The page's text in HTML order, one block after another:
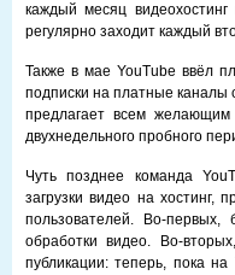
каждый месяц
регулярно заходит каждый
Также в мае YouTubе ввёл
подписки на платные каналы
предлагает всем желающим
двухнедельного пробного
Чуть позднее команда
загрузки видео на хостинг,
пользователей. Во-первых,
обработки видео. Во-
публикации: теперь, пока